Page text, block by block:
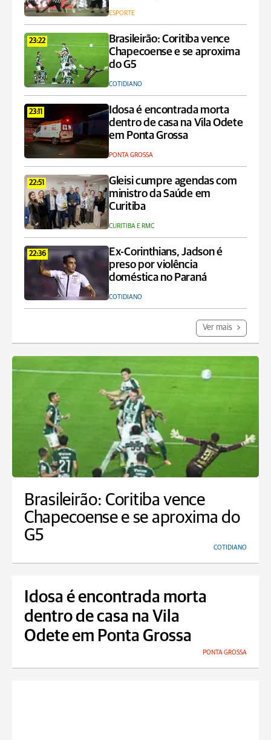
ESPORTE
23:22
Brasileirão: Coritiba vence
Chapecoense e se aproxima
do G5
COTIDIANO
23:11
Idosa é encontrada morta
dentro de casa na Vila Odete
em Ponta Grossa
PONTA GROSSA
22:51
Gleisi cumpre agendas com
ministro da Saúde em
Curitiba
CURITIBA E RMC
22:36
Ex-Corinthians, Jadson é
preso por violência
doméstica no Paraná
COTIDIANO
Ver mais
Brasileirão: Coritiba vence
Chapecoense e se aproxima do
G5
COTIDIANO
Idosa é encontrada morta
dentro de casa na Vila
Odete em Ponta Grossa
PONTA GROSSA